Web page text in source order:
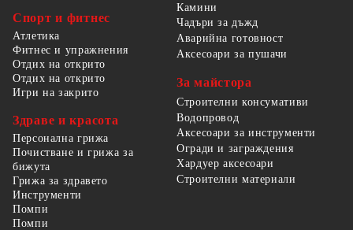
Спорт и фитнес
Атлетика
Фитнес и упражнения
Отдих на открито
Отдих на открито
Игри на закрито
Здраве и красота
Персонална грижа
Почистване и грижа за
бижута
Грижа за здравето
Камини
Чадъри за дъжд
Аварийна готовност
Аксесоари за пушачи
За майстора
Строителни консумативи
Водопровод
Аксесоари за инструменти
Огради и заграждения
Хардуер аксесоари
Строителни материали
Инструменти
Помпи
Помпи